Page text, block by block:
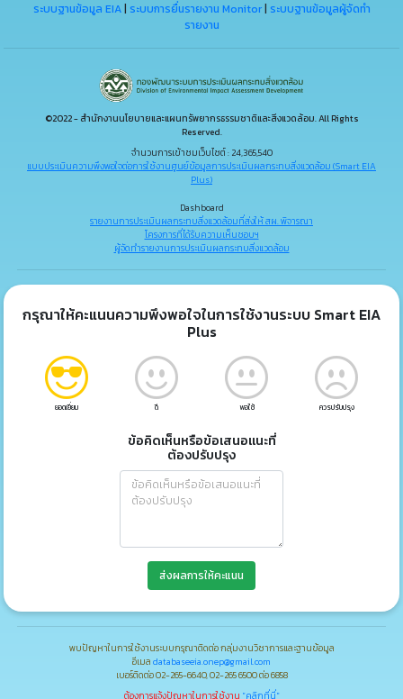
ระบบฐานข้อมูล EIA| ระบบการยื่นรายงาน Monitor| ระบบฐานข้อมูลผู้จัดทำ
รายงาน
©2022 - สำนักงานนโยบายและแผนทรัพยากรธรรมชาติและสิ่งแวดล้อม. All Rights
Reserved.
จำนวนการเข้าชมเว็บไซต์ : 24,365,540
แบบประเมินความพึงพอใจต่อการใช้งานศูนย์ข้อมูลการประเมินผลกระทบสิ่งแวดล้อม (Smart EIA
Plus)
Dashboard
รายงานการประเมินผลกระทบสิ่งแวดล้อมที่ส่งให้ สผ. พิจารณา
โครงการที่ได้รับความเห็นชอบฯ
ผู้จัดทำรายงานการประเมินผลกระทบสิ่งแวดล้อม
กรุณาให้คะแนนความพึงพอใจในการใช้งานระบบ Smart EIA
Plus
ยอดเยี่ยม ดี พอใช้ ควรปรับปรุง
ข้อคิดเห็นหรือข้อเสนอแนะที่
ต้องปรับปรุง
ส่งผลการให้คะแนน
พบปัญหาในการใช้งานระบบกรุณาติดต่อ กลุ่มงานวิชาการและฐานข้อมูล
อีเมล databaseeia.onep@gmail.com
เบอร์ติดต่อ 02-265-6640, 02-265 6500 ต่อ 6858
ต้องการแจ้งปัญหาในการใช้งาน "คลิกที่นี่"